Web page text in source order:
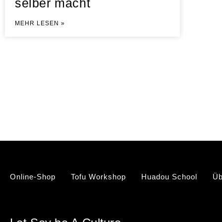
selber macht
MEHR LESEN »
Online-Shop Tofu Workshop Huadou School